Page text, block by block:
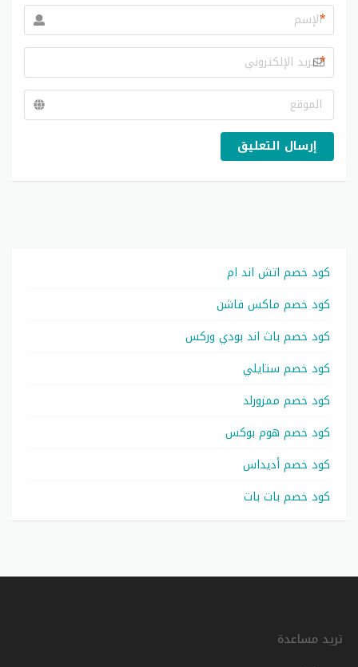
*
*
إرسال التعليق
كود خصم اتش اند ام
كود خصم ماكس فاشن
كود خصم باث اند بودي وركس
كود خصم ستايلي
كود خصم ممزورلد
كود خصم هوم بوكس
كود خصم أديداس
كود خصم بات بات
تريد مساعدة